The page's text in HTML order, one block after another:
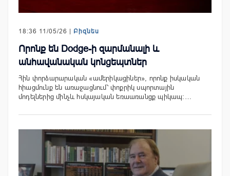
18:36 11/05/26 | Բիզնես
Որոնք են Dodge-ի զարմանալի և
անհավանական կոնցեպտներ
Հին փորձարարական «ամերիկացիներ», որոնք իսկական
հիացմունք են առաջացնում՝ փոքրիկ սպորտային
մոդելներից մինչև հսկայական եռաառանցք պիկապ։…